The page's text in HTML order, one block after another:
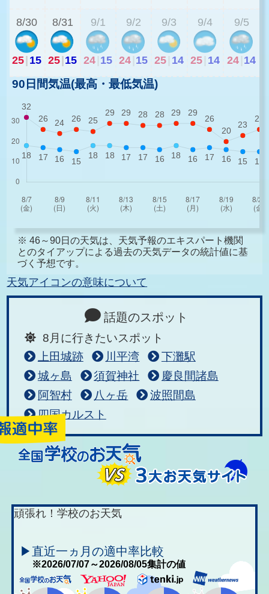
8/30
25 15
8/31
25 15
9/1
24 15
9/2
24 15
9/3
25 14
9/4
25 14
9/5
24 14
90日間気温(最高・最低気温)
※ 46～90日の天気は、天気予報のエキスパート機関
とのタイアップによる過去の天気データの統計値に基
づく予想です。
天気アイコンの意味について
話題のスポット
8月に行きたいスポット
上田城跡
川平湾
下灘駅
城ヶ島
須賀神社
慶良間諸島
阿智村
八ヶ岳
波照間島
四国カルスト
頑張れ！学校のお天気
▶直近一ヵ月の適中率比較
※2026/07/07～2026/08/05集計の値